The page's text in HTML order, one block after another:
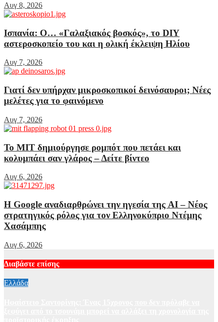
Αυγ 8, 2026
Ισπανία: Ο… «Γαλαξιακός βοσκός», το DIY
αστεροσκοπείο του και η ολική έκλειψη Ηλίου
Αυγ 7, 2026
Γιατί δεν υπήρχαν μικροσκοπικοί δεινόσαυροι; Νέες
μελέτες για το φαινόμενο
Αυγ 7, 2026
Το MIT δημιούργησε ρομπότ που πετάει και
κολυμπάει σαν γλάρος – Δείτε βίντεο
Αυγ 6, 2026
Η Google αναδιαρθρώνει την ηγεσία της AI – Νέος
στρατηγικός ρόλος για τον Ελληνοκύπριο Ντέμης
Χασάμπης
Αυγ 6, 2026
Διαβάστε επίσης
Ελλάδα